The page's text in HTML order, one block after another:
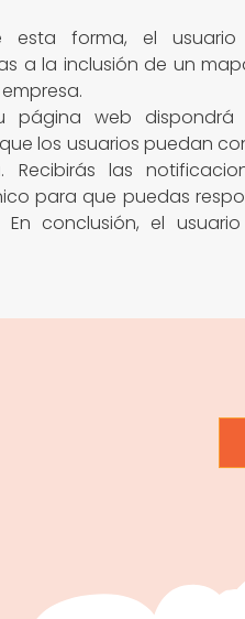
esta forma, el usuario
a la inclusión de un
página web
los usuarios puedan
las
para que puedas
conclusión, el